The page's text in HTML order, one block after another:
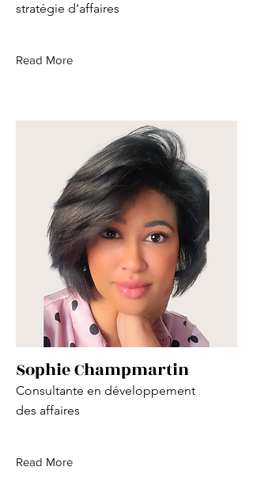
stratégie d'affaires
Read More
Sophie Champmartin
Consultante en développement
des affaires
Read More